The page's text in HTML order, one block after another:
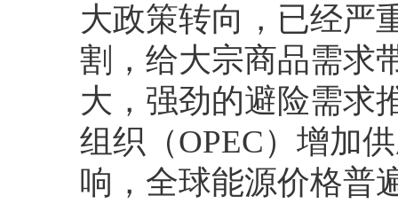
大政策转向，已经严
割，给大宗商品需求
大，强劲的避险需求
组织（OPEC）增加
响，全球能源价格普